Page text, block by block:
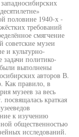
половине 1940-х -
требований
смягчение
советские музеи
и культурно-
политико-
были выполнены
авторов В.
Как правило, в
музеев за весь
краткая
к изучению
общественностью
исследований.